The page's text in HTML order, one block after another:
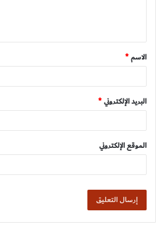
ق
*
الاسم*
البريد الإلكتروني*
الموقع الإلكتروني